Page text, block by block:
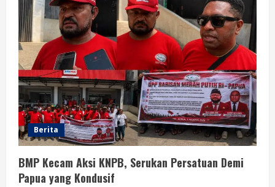
Berita
BMP Kecam Aksi KNPB, Serukan Persatuan Demi
Papua yang Kondusif